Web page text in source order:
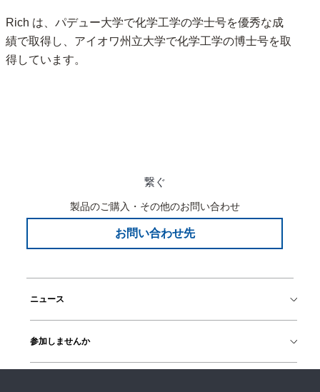
Rich は、パデュー大学で化学工学の学士号を優秀な成
績で取得し、アイオワ州立大学で化学工学の博士号を取
得しています。
繋ぐ
製品のご購入・その他のお問い合わせ
お問い合わせ先
ニュース
参加しませんか